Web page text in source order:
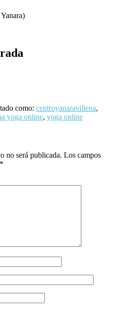
como: centroyanaravillena,
yoga online, yoga online
no será publicada. Los campos
*